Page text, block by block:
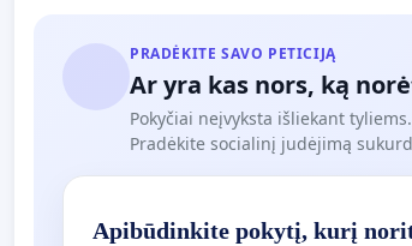
PRADĖKITE SAVO PETICIJĄ
Ar yra kas nors, ką
Pokyčiai neįvyksta išliekant tyliems.
Pradėkite socialinį judėjimą
Apibūdinkite pokytį, kurį